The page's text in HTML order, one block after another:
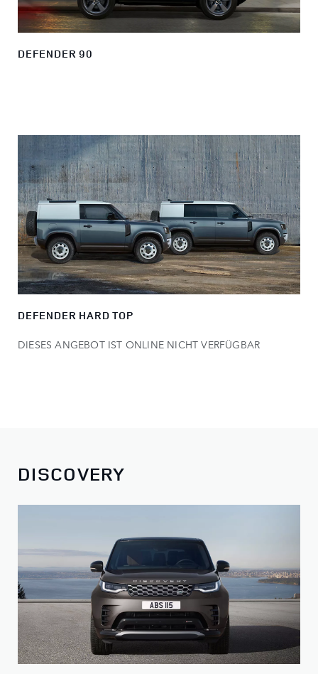
DEFENDER 90
DEFENDER HARD TOP
DIESES ANGEBOT IST ONLINE NICHT VERFÜGBAR
DISCOVERY